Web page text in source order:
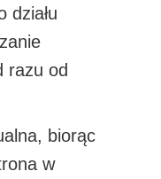
działu
razu od
biorąc
w